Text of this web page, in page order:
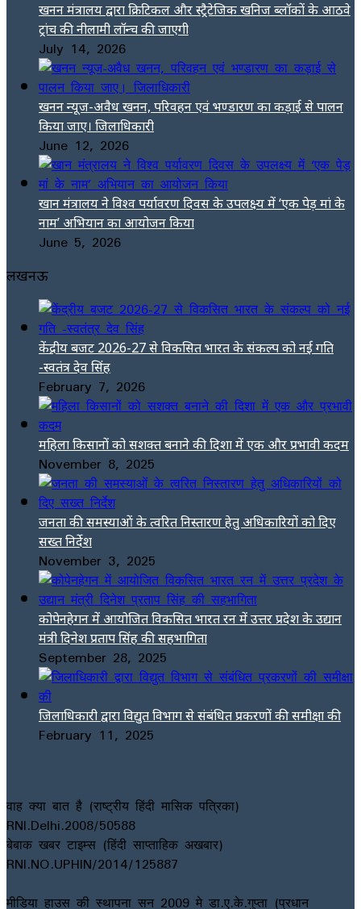
खनन मंत्रालय द्वारा क्रिटिकल और स्ट्रैटेजिक खनिज ब्लॉकों के आठवे
ट्रांच की नीलामी लॉन्च की जाएगी
July 14, 2026
खनन न्यूज-अवैध खनन, परिवहन एवं भण्डारण का कड़ाई से पालन
किया जाए। जिलाधिकारी
June 12, 2026
खान मंत्रालय ने विश्व पर्यावरण दिवस के उपलक्ष्य में ‘एक पेड़ मां के
नाम’ अभियान का आयोजन किया
June 5, 2026
लखनऊ
केंद्रीय बजट 2026-27 से विकसित भारत के संकल्प को नई गति
-स्वतंत्र देव सिंह
February 7, 2026
महिला किसानों को सशक्त बनाने की दिशा में एक और प्रभावी कदम
November 8, 2025
जनता की समस्याओं के त्वरित निस्तारण हेतु अधिकारियों को दिए
सख्त निर्देश
November 3, 2025
कोपेनहेगन में आयोजित विकसित भारत रन में उत्तर प्रदेश के उद्यान
मंत्री दिनेश प्रताप सिंह की सहभागिता
September 28, 2025
जिलाधिकारी द्वारा विद्युत विभाग से संबंधित प्रकरणों की समीक्षा की
February 11, 2025
वाह क्या बात है (राष्ट्रीय हिंदी मासिक पत्रिका)
RNI.Delhi.2008/50588
बेबाक खबर टाइम्स (हिंदी साप्ताहिक अखबार)
RNI.NO.UPHIN/2014/125887
मीडिया हाउस की स्थापना सन 2009 मे डा.ए.के.गुप्ता (प्रधान